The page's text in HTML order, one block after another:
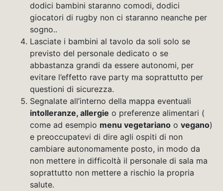
dodici bambini staranno comodi, dodici
giocatori di rugby non ci staranno neanche per
sogno..
Lasciate i bambini al tavolo da soli solo se
previsto del personale dedicato o se
abbastanza grandi da essere autonomi, per
evitare l’effetto rave party ma soprattutto per
questioni di sicurezza.
Segnalate all’interno della mappa eventuali
intolleranze, allergie o preferenze alimentari (
come ad esempio menu vegetariano o vegano)
e preoccupatevi di dire agli ospiti di non
cambiare autonomamente posto, in modo da
non mettere in difficoltà il personale di sala ma
soprattutto non mettere a rischio la propria
salute.